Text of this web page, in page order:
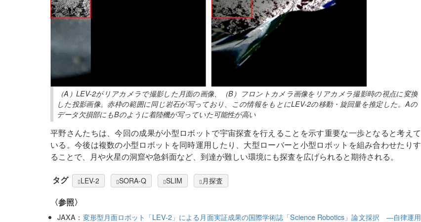
（A）LEV-2がリアカメラで撮影した月面の画像、（B）フロントカメラ画像をリアカメラ撮影時の視点に変換
した投影画像。赤枠の範囲に同じ岩石が写っており、この情報をもとにLEV-2の移動・旋回量を推定した。Aの
データ欠損部にもBのように着陸機が写っていた可能性が高い
平野さんたちは、今回の成果が小型ロボットで宇宙探査を行えることを示す重要な一歩となると考えて
いる。今後は複数の小型ロボットを同時運用したり、大型ローバーと小型ロボットを組み合わせたりす
ることで、月や火星の洞窟や急斜面など、到達が難しい環境にも探査を広げられると期待される。
タグ LEV-2 SORA-Q SLIM 月探査
〈参照〉
JAXA： 変形型月面ロボット「LEV-2」による月面実証成果の国際学術誌「Science Robotics」論文採択 ―自律運用